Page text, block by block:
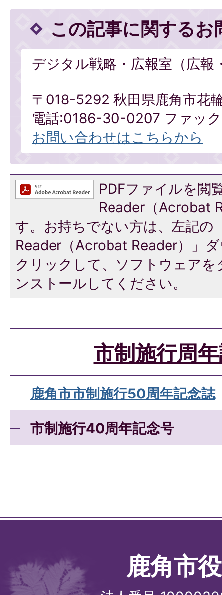
この記事に関するお
デジタル戦略・広報室（広報
〒018-5292 秋田県鹿角市花
電話:0186-30-0207 ファッ
お問い合わせはこちらから
PDFファイルを閲
Reader（Acrobat
す。お持ちでない方は、左記の
Reader（Acrobat Reader）」
クリックして、ソフトウェア
ンストールしてください。
市制施行周
鹿角市市制施行50周年記念誌
市制施行40周年記念号
鹿角市